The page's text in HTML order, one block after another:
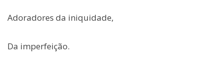
Adoradores da iniquidade,
Da imperfeição.